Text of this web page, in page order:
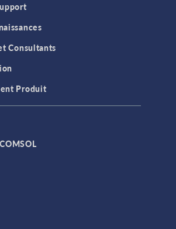
Consultants
Produit